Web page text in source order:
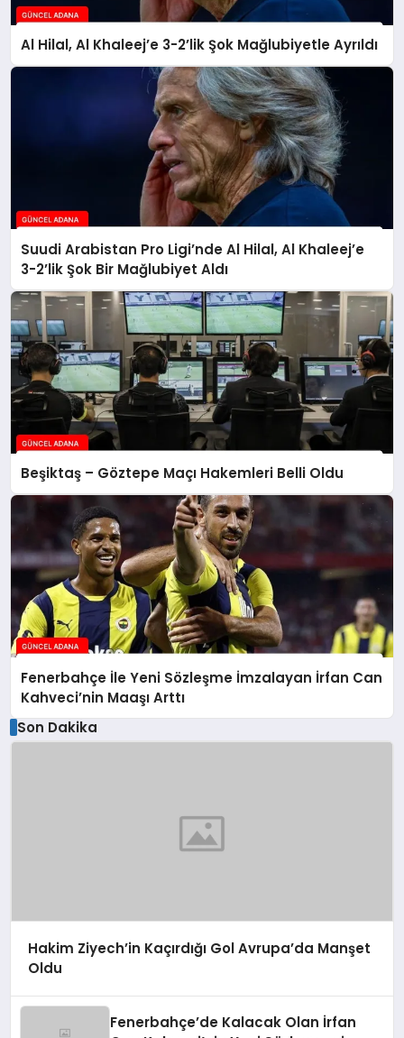
Al Hilal, Al Khaleej’e 3-2’lik Şok Mağlubiyetle Ayrıldı
Suudi Arabistan Pro Ligi’nde Al Hilal, Al Khaleej’e
3-2’lik Şok Bir Mağlubiyet Aldı
Beşiktaş – Göztepe Maçı Hakemleri Belli Oldu
Fenerbahçe İle Yeni Sözleşme İmzalayan İrfan Can
Kahveci’nin Maaşı Arttı
Son Dakika
Hakim Ziyech’in Kaçırdığı Gol Avrupa’da Manşet
Oldu
Fenerbahçe’de Kalacak Olan İrfan